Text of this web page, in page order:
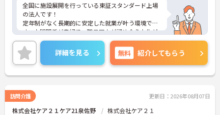
全国に施設展開を行っている東証スタンダード上場
の法人です！
定年制がなく長期的に安定した就業が叶う環境で
す。人間関係が良好で、職員同士が認め合う文化が
根付いています。
ご興味のある方には、面接対策ポイントなど、さら
に詳細をご案内しますのでお気軽にご相談くださ
い！
詳細を見る 無料 紹介してもらう
訪問介護 更新日：2026年08月07日
株式会社ケア２１ケア21泉佐野 株式会社ケア２１